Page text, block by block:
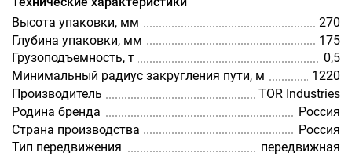
Высота упаковки, мм
270
Глубина упаковки, мм
175
Грузоподъемность, т
0,5
Минимальный радиус закругления пути, м
1220
Производитель
TOR Industries
Родина бренда
Россия
Страна производства
Россия
Тип передвижения
передвижная